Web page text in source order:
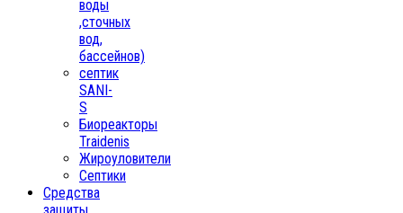
воды
,сточных
вод,
бассейнов)
септик
SANI-
S
Биореакторы
Traidenis
Жироуловители
Септики
Средства
защиты